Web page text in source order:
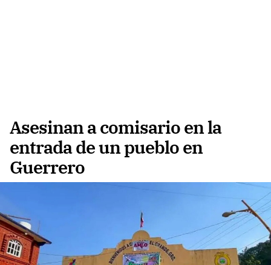
Asesinan a comisario en la
entrada de un pueblo en
Guerrero